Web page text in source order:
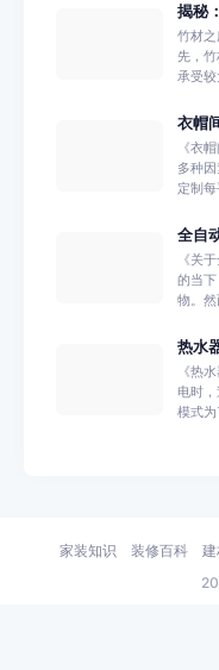
揭秘
竹材
先，
承受
衣帽
《衣
多种
定制
全自
《关
的当
物。
热水
《热
电时
模式
家装知识 装修百科